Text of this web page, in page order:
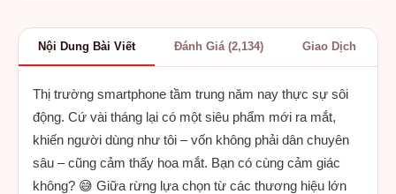
Nội Dung Bài Viết Đánh Giá (2,134) Giao Dịch
Thị trường smartphone tầm trung năm nay thực sự sôi
động. Cứ vài tháng lại có một siêu phẩm mới ra mắt,
khiến người dùng như tôi – vốn không phải dân chuyên
sâu – cũng cảm thấy hoa mắt. Bạn có cùng cảm giác
không? 😅 Giữa rừng lựa chọn từ các thương hiệu lớn